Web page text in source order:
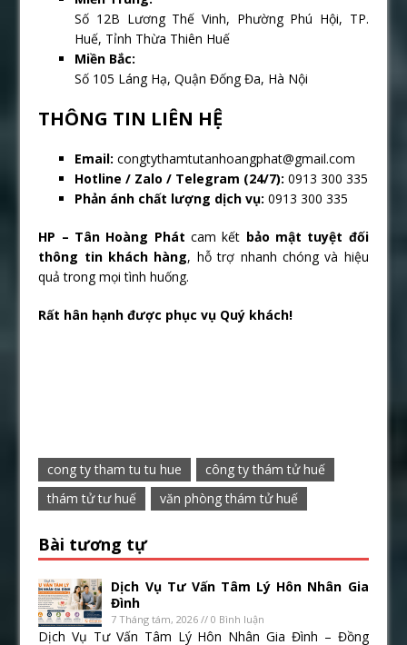
Số 12B Lương Thế Vinh, Phường Phú Hội, TP.
Huế, Tỉnh Thừa Thiên Huế
Miền Bắc:
Số 105 Láng Hạ, Quận Đống Đa, Hà Nội
THÔNG TIN LIÊN HỆ
Email: congtythamtutanhoangphat@gmail.com
Hotline / Zalo / Telegram (24/7): 0913 300 335
Phản ánh chất lượng dịch vụ: 0913 300 335
HP – Tân Hoàng Phát cam kết bảo mật tuyệt đối
thông tin khách hàng, hỗ trợ nhanh chóng và hiệu
quả trong mọi tình huống.
Rất hân hạnh được phục vụ Quý khách!
cong ty tham tu tu hue
công ty thám tử huế
thám tử tư huế
văn phòng thám tử huế
Bài tương tự
Dịch Vụ Tư Vấn Tâm Lý Hôn Nhân Gia
Đình
7 Tháng tám, 2026 // 0 Bình luận
Dịch Vụ Tư Vấn Tâm Lý Hôn Nhân Gia Đình – Đồng